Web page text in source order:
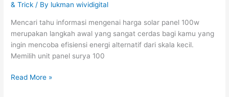
& Trick / By lukman wividigital
Mencari tahu informasi mengenai harga solar panel 100w
merupakan langkah awal yang sangat cerdas bagi kamu yang
ingin mencoba efisiensi energi alternatif dari skala kecil.
Memilih unit panel surya 100
Read More »